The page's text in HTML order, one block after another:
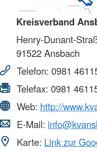
Kreisverband
Henry-Dunant-
91522Ansbach
Telefon: 0981
Telefax: 0981
Web: http://
E-Mail:
Karte: Link zur